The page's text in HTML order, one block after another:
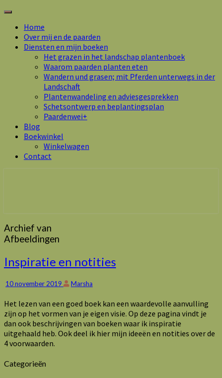
Toggle
navigation
Home
Over mij en de paarden
Diensten en mijn boeken
Het grazen in het landschap plantenboek
Waarom paarden planten eten
Wandern und grasen; mit Pferden unterwegs in der
Landschaft
Plantenwandeling en adviesgesprekken
Schetsontwerp en beplantingsplan
Paardenwei+
Blog
Boekwinkel
Winkelwagen
Contact
Archief van
Afbeeldingen
Inspiratie
en
Inspiratie en notities
10 november 2019 Marsha
Het lezen van een goed boek kan een waardevolle aanvulling
zijn op het vormen van je eigen visie. Op deze pagina vindt je
dan ook beschrijvingen van boeken waar ik inspiratie
uitgehaald heb. Ook deel ik hier mijn ideeën en notities over de
4 voorwaarden.
Categorieën